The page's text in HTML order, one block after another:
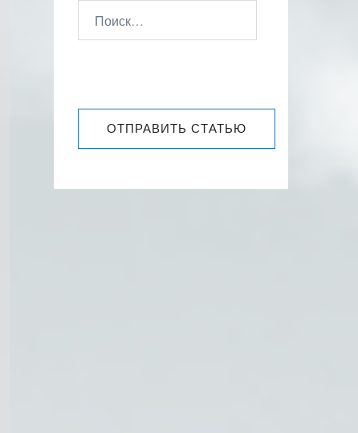
ОТПРАВИТЬ СТАТЬЮ